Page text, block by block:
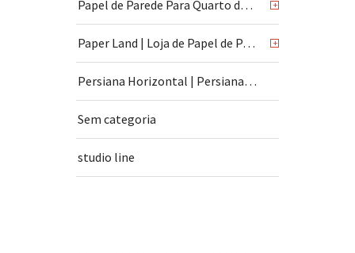
Papel de Parede Para Quarto de Bebê +
Paper Land | Loja de Papel de Parede | São Paulo +
Persiana Horizontal | Persiana Vertical
Sem categoria
studio line